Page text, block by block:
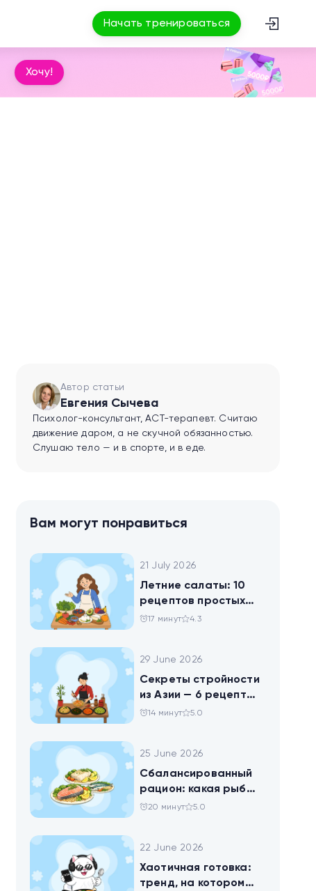
Начать тренироваться
Хочу!
Автор статьи
Евгения Сычева
Психолог-консультант, ACT-терапевт. Считаю
движение даром, а не скучной обязанностью.
Слушаю тело — и в спорте, и в еде.
Вам могут понравиться
21 July 2026
Летние салаты: 10
рецептов простых
блюд для будней и
17 минут 4.3
29 June 2026
Секреты стройности
из Азии — 6 рецептов
китайских салатов
14 минут 5.0
25 June 2026
Сбалансированный
рацион: какая рыба
самая полезная
20 минут 5.0
22 June 2026
Хаотичная готовка:
тренд, на котором